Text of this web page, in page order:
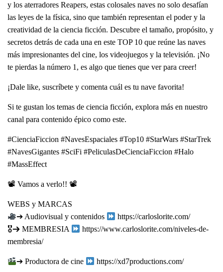
y los aterradores Reapers, estas colosales naves no solo desafían
las leyes de la física, sino que también representan el poder y la
creatividad de la ciencia ficción. Descubre el tamaño, propósito, y
secretos detrás de cada una en este TOP 10 que reúne las naves
más impresionantes del cine, los videojuegos y la televisión. ¡No
te pierdas la número 1, es algo que tienes que ver para creer!
¡Dale like, suscríbete y comenta cuál es tu nave favorita!
Si te gustan los temas de ciencia ficción, explora más en nuestro
canal para contenido épico como este.
#CienciaFiccion #NavesEspaciales #Top10 #StarWars #StarTrek
#NavesGigantes #SciFi #PeliculasDeCienciaFiccion #Halo
#MassEffect
📽 Vamos a verlo!! 📽
WEBS y MARCAS
➔ Audiovisual y contenidos
https://carloslorite.com/
🎖➔ MEMBRESIA
https://www.carloslorite.com/niveles-de-
membresia/
➔ Productora de cine https://xd7productions.com/